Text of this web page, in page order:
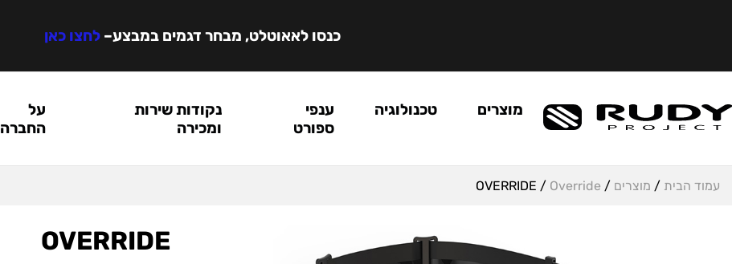
כנסו לאאוטלט, מבחר דגמים במבצע–לחצו כאן
מוצרים טכנולוגיה
ענפי
ספורט
נקודות שירות
ומכירה
על
החברה
עמוד הבית / מוצרים /
Override
/ OVERRIDE
OVERRIDE